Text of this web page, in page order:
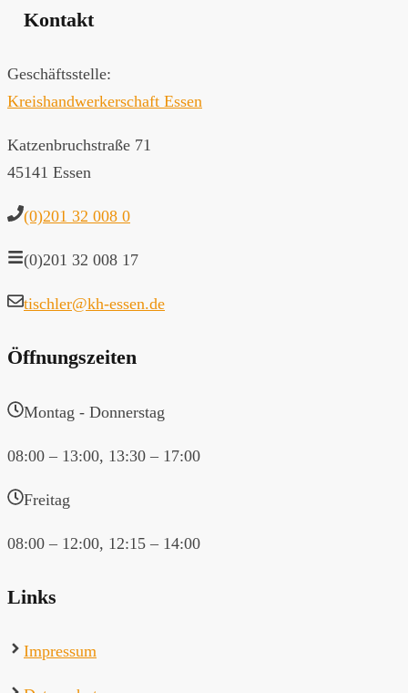
Kontakt
Geschäftsstelle:
Kreishandwerkerschaft Essen
Katzenbruchstraße 71
45141 Essen
(0)201 32 008 0
(0)201 32 008 17
tischler@kh-essen.de
Öffnungszeiten
Montag - Donnerstag
08:00 – 13:00, 13:30 – 17:00
Freitag
08:00 – 12:00, 12:15 – 14:00
Links
Impressum